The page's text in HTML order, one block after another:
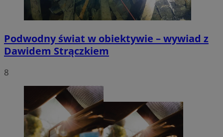
Podwodny świat w obiektywie – wywiad z
Dawidem Strączkiem
8